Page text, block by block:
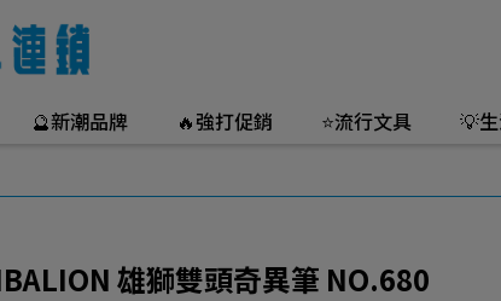
🔮新潮品牌 🔥強打促銷 ⭐流行文具 💡
雄獅雙頭奇異筆 NO.680